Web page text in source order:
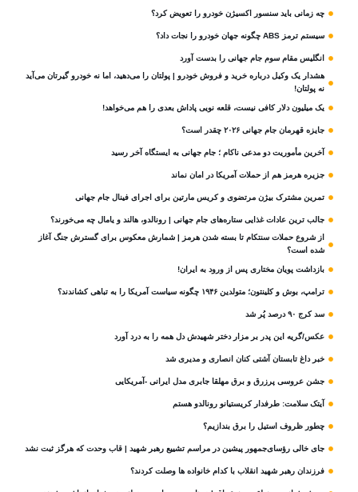
چه زمانی باید سنسور اکسیژن خودرو را تعویض کرد؟
سیستم ترمز ABS چگونه جهان خودرو را نجات داد؟
انگلیس مقام سوم جام‌ جهانی را بدست آورد
هشدار یک وکیل درباره خرید و فروش خودرو | پولتان را می‌دهید، اما نه خودرو گیرتان می‌آید
نه پولتان!
یک میلیون دلار کافی نیست، قلعه‌ نویی پاداش بعدی را هم می‌خواهد!
جایزه قهرمان جام جهانی ۲۰۲۶ چقدر است؟
آخرین مأموریت دو مدعی ناکام ؛ جام جهانی به ایستگاه آخر رسید
جزیره هرمز هم از حملات آمریکا در امان نماند
تمرین مشترک بیژن مرتضوی و کریس مارتین برای اجرای فینال جام جهانی
جالب ترین عادات غذایی ستاره‌های جام جهانی | رونالدو، هالند و یامال چه می‌خورند؟
از شروع حملات سنتکام تا بسته شدن هرمز | شمارش معکوس برای گسترش جنگ آغاز
شده است؟
بازداشت پویان مختاری پس از ورود به ایران!
ترامپ، بوش و کلینتون؛ متولدین ۱۹۴۶ چگونه سیاست آمریکا را به تباهی کشاندند؟
سد کرج ۹۰ درصد پُر شد
عکس/گریه این پدر بر مزار دختر شهیدش دل همه را به درد آورد
خبر داغ تابستان آشتی کنان انصاری و مدیری شد
جشن عروسی پرزرق و برق مهلقا جابری مدل ایرانی -آمریکایی
آیتک سلامت: طرفدار کریستیانو رونالدو هستم
چطور ظروف استیل را برق بندازیم؟
جای خالی رؤسای‌جمهور پیشین در مراسم تشییع رهبر شهید | قاب وحدت که هرگز ثبت نشد
فرزندان رهبر شهید انقلاب با کدام خانواده ها وصلت کردند؟